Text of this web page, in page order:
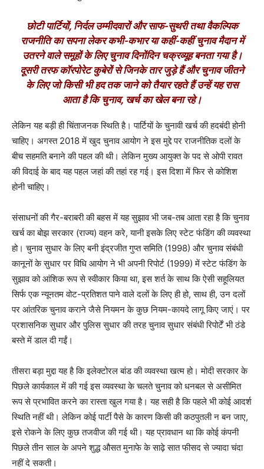
छोटी पार्टियों, निर्दल उम्मीदवारों और साफ-सुथरी तथा वैकल्पिक
राजनीति का सपना लेकर कभी-कभार या कहीं-कहीं चुनाव मैदान में
उतरने वाले समूहों के लिए चुनाव दिनोंदिन चक्रव्यूह बनता गया है।
दूसरी तरफ कॉरपोरेट कुबेरों से जिनके तार जुड़े हैं और चुनाव जीतने
के लिए जो किसी भी हद तक जाने को तैयार रहते हैं उन्हें यह रास
आता है कि चुनाव, खर्च का खेल बना रहे।
लेकिन यह बड़ी ही चिंताजनक स्थिति है। पार्टियों के चुनावी खर्च की हदबंदी होनी
चाहिए। अगस्त 2018 में खुद चुनाव आयोग ने इस मुद्दे पर राजनीतिक दलों के
बीच सहमति बनाने की पहल की थी। लेकिन मुख्य आयुक्त के पद से ओपी रावत
की विदाई के बाद यह पहल जहां की तहां रह गई। इस दिशा में फिर से कोशिश
होनी चाहिए।
संसाधनों की गैर-बराबरी की बहस में यह सुझाव भी जब-तब आता रहा है कि चुनाव
खर्च का बोझ सरकार (राज्य) वहन करे, यानी इसके लिए स्टेट फंडिंग की व्यवस्था
हो। चुनाव सुधार के लिए बनी इंद्रजीत गुप्त समिति (1998) और चुनाव संबंधी
कानूनों के सुधार पर विधि आयोग ने भी अपनी रिपोर्ट (1999) में स्टेट फंडिंग के
सुझाव को आंशिक रूप से स्वीकार किया था, इस शर्त के साथ कि ऐसी सहूलियत
सिर्फ एक न्यूनतम वोट-प्रतिशत पाने वाले दलों के लिए ही हो, साथ ही, उन दलों
पर आंतरिक चुनाव कराने जैसे नियमन के कुछ नियम-कायदे लागू किए जाएं। पर
प्रशासनिक सुधार और पुलिस सुधार की तरह चुनाव सुधार संबंधी रिपोर्टें भी ठंडे
बस्ते में डाल दी गईं।
तीसरा बड़ा मुद्दा यह है कि इलेक्टोरल बांड की व्यवस्था खत्म हो। मोदी सरकार के
पिछले कार्यकाल में की गई इस व्यवस्था के चलते चुनाव को धनबल से असीमित
रूप से प्रभावित करने का रास्ता खुल गया है। यह सही है कि पहले भी कोई आदर्श
स्थिति नहीं थी। लेकिन कोई पार्टी पैसे के कारण किसी की कठपुतली न बन जाए,
इसे रोकने के लिए कुछ तजवीज की गई थी। यह प्रावधान था कि कोई कंपनी
पिछले तीन साल के अपने शुद्ध औसत मुनाफे के साढ़े सात फीसद से ज्यादा चंदा
नहीं दे सकती।